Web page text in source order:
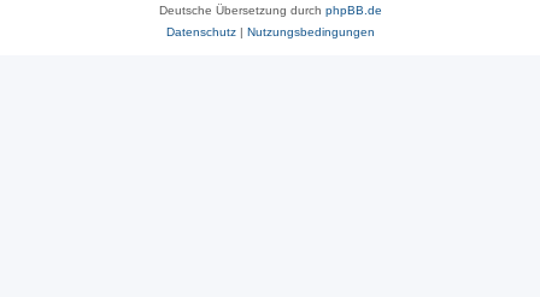
Deutsche Übersetzung durch phpBB.de
Datenschutz| Nutzungsbedingungen